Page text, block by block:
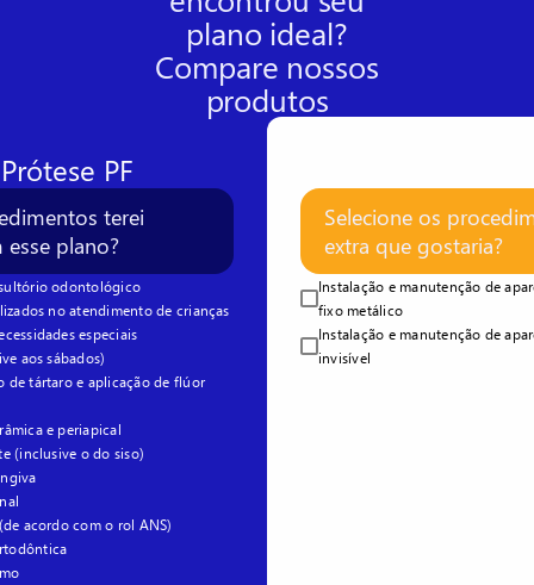
plano ideal?
Compare nossos
produtos
PF
terei
plano?
odontológico
no atendimento de crianças
especiais
aos sábados)
de tártaro e aplicação de flúor
e periapical
(inclusive o do siso)
acordo com o rol ANS)
Selecione os
extra que gostaria?
Instalação e manutenção de
fixo metálico
Instalação e manutenção de
invisível